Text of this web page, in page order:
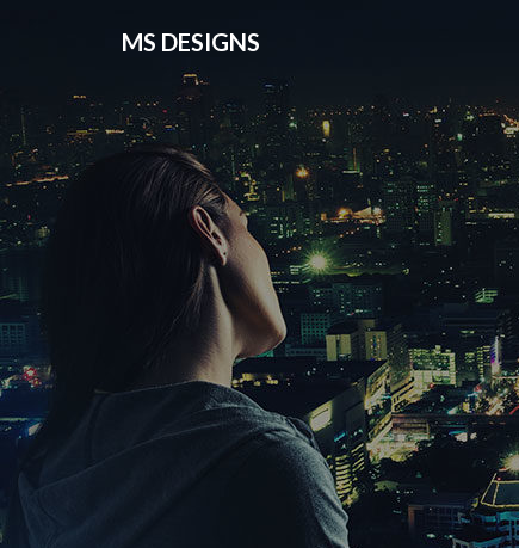
MS DESIGNS